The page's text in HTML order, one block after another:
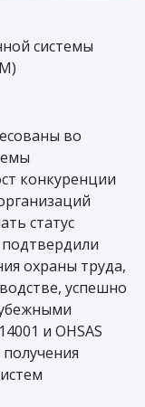
системы
во
конкуренции
статус
охраны труда,
успешно
и OHSAS